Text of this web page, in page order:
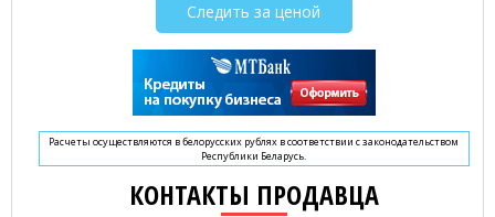
Следить за ценой
Расчеты осуществляются в белорусских рублях в соответствии с законодательством
Республики Беларусь.
КОНТАКТЫ ПРОДАВЦА